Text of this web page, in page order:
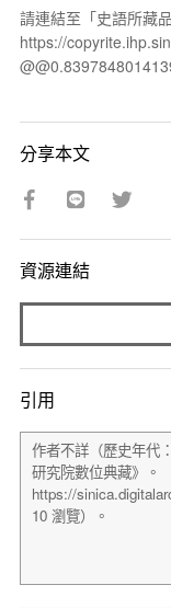
請連結至「史語所藏
https://
分享本文
資源連結
引用